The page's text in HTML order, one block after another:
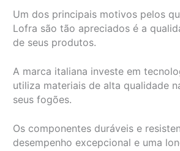
Um dos principais motivos pelos
Lofra são tão apreciados é a
de seus produtos.
A marca italiana investe em
utiliza materiais de alta qualidade
seus fogões.
Os componentes duráveis e
desempenho excepcional e uma